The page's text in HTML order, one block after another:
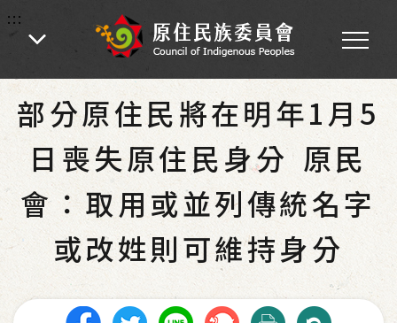
:::
:::
首頁 - 為民服務 - 最新消息 新聞稿
部分原住民將在明年1月5
日喪失原住民身分 原民
會：取用或並列傳統名字
或改姓則可維持身分